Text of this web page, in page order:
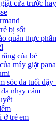
cửa trước
bị sốt
quản thực
của bé
máy giặt
sóc da tuổi dậy
nhạy cảm
ở trẻ em